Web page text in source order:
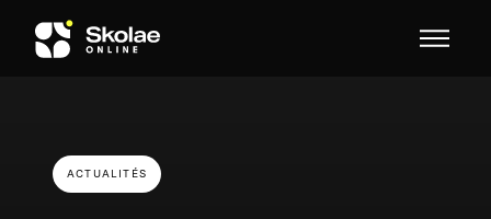
Skip to content
ACTUALITÉS